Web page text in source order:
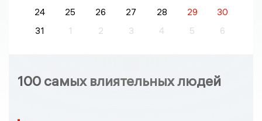
24
25 26 27 28 29
30
31
1 2 3 4 5 6
100 самых влиятельных людей